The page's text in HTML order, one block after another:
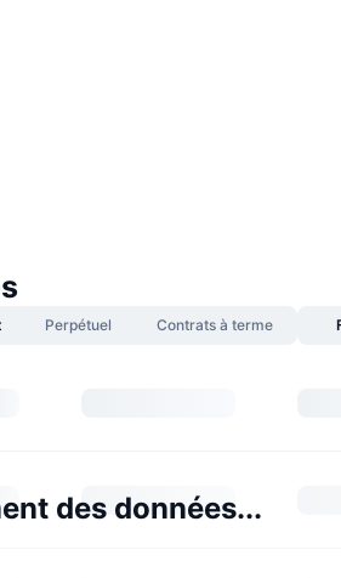
Perpétuel Contrats à terme
des données...